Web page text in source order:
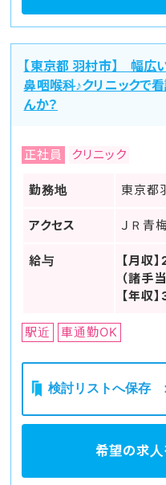
【東京都 羽村市】 幅広
鼻咽喉科♪クリニックで
んか？
正社員 クリニック
勤務地 東京都
アクセス ＪＲ青
給与
【月収
（諸手当
【年収
駅近 車通勤OK
検討リストへ保存
希望の求